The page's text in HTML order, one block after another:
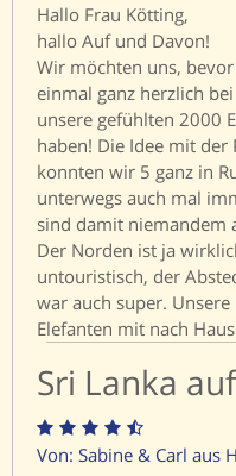
Hallo Frau Kötting,
hallo Auf und Davon!
Wir möchten uns,
einmal ganz herzlich
unsere gefühlten 2000
haben! Die Idee mit
konnten wir 5 ganz in
unterwegs auch mal
sind damit niemandem
Der Norden ist ja
untouristisch, der
war auch super.
Elefanten mit nach
Sri Lanka
Von: Sabine & Carl aus